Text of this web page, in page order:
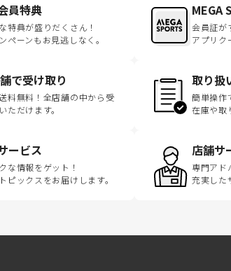
員特典
特典が盛りだくさん！
ペーンもお見逃しなく。
MEGA
会員証が
アプリク
で受け取り
料無料！全店舗の中から受
ただけます。
取り扱
簡単操作
在庫や取
ービス
な情報をゲット！
ピックスをお届けします。
店舗サ
専門アド
充実した